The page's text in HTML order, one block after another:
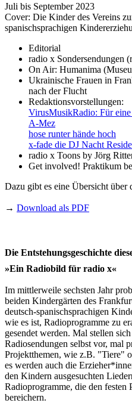
Juli bis September 2023
Cover: Die Kinder des Vereins
spanischsprachigen
Editorial
radio x Sondersendungen
On Air: Humanima
Ukrainische Frauen in
nach der Flucht
Redaktionsvorstellungen:
VirusMusikRadio: Für
A-Mez
hose runter hände hoch
x-fade die DJ Nacht
radio x Toons by Jörg
Get involved! Praktikum
Dazu gibt es eine Übersicht über
→ Download als PDF
Die Entstehungsgeschichte
»Ein Radiobild für radio x«
Im mittlerweile sechsten Jahr
beiden Kindergärten des
deutsch-spanischsprachigen
wie es ist, Radioprogramme zu
gesendet werden. Mal stellen
Radiosendungen selbst vor, mal
Projektthemen, wie z.B. "Tiere"
es werden auch die
den Kindern ausgesuchten
Radioprogramme, die den festen
bereichern.